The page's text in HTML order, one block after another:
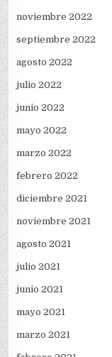
noviembre 2022
septiembre 2022
agosto 2022
julio 2022
junio 2022
mayo 2022
marzo 2022
febrero 2022
diciembre 2021
noviembre 2021
agosto 2021
julio 2021
junio 2021
mayo 2021
marzo 2021